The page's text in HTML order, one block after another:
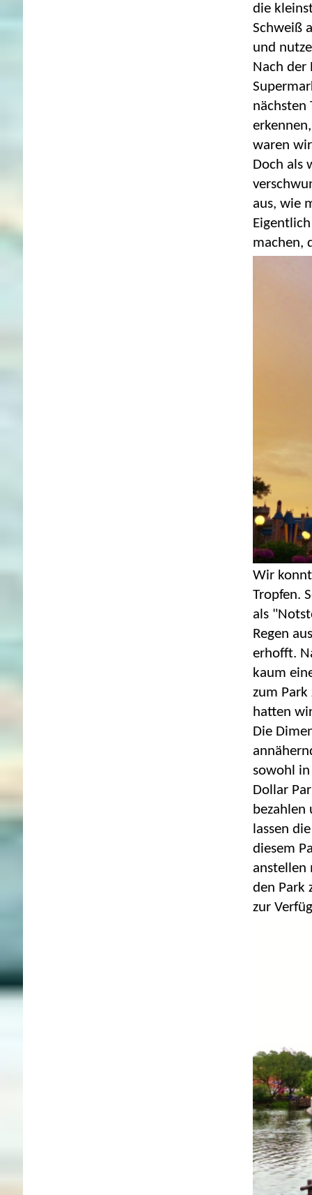
die
Schweiß
und
Nach der
nächsten
waren
Doch als
aus, wie
machen,
Wir
Tropfen.
als
Regen
erhofft.
kaum
zum
hatten
Die
sowohl
Dollar
lassen
diesem
anstellen
den Park
zur